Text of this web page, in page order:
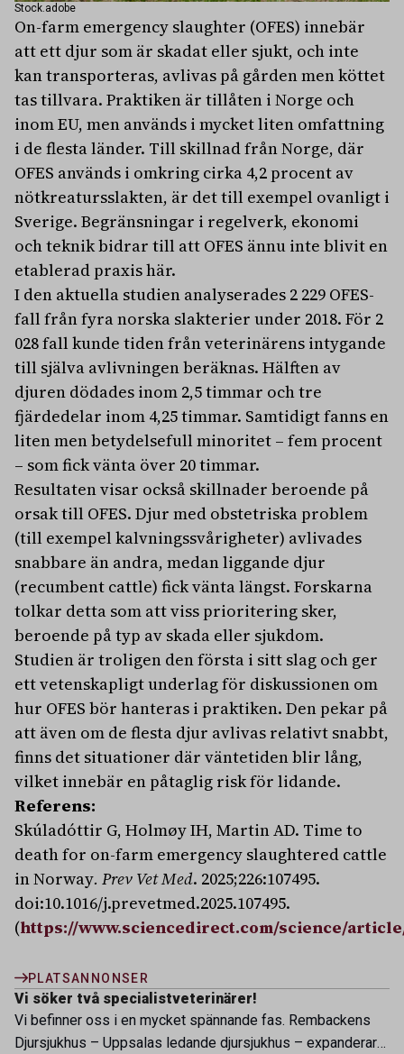
Stock.adobe
On-farm emergency slaughter (OFES) innebär
att ett djur som är skadat eller sjukt, och inte
kan transporteras, avlivas på gården men köttet
tas tillvara. Praktiken är tillåten i Norge och
inom EU, men används i mycket liten omfattning
i de flesta länder. Till skillnad från Norge, där
OFES används i omkring cirka 4,2 procent av
nötkreatursslakten, är det till exempel ovanligt i
Sverige. Begränsningar i regelverk, ekonomi
och teknik bidrar till att OFES ännu inte blivit en
etablerad praxis här.
I den aktuella studien analyserades 2 229 OFES-
fall från fyra norska slakterier under 2018. För 2
028 fall kunde tiden från veterinärens intygande
till själva avlivningen beräknas. Hälften av
djuren dödades inom 2,5 timmar och tre
fjärdedelar inom 4,25 timmar. Samtidigt fanns en
liten men betydelsefull minoritet – fem procent
– som fick vänta över 20 timmar.
Resultaten visar också skillnader beroende på
orsak till OFES. Djur med obstetriska problem
(till exempel kalvningssvårigheter) avlivades
snabbare än andra, medan liggande djur
(recumbent cattle) fick vänta längst. Forskarna
tolkar detta som att viss prioritering sker,
beroende på typ av skada eller sjukdom.
Studien är troligen den första i sitt slag och ger
ett vetenskapligt underlag för diskussionen om
hur OFES bör hanteras i praktiken. Den pekar på
att även om de flesta djur avlivas relativt snabbt,
finns det situationer där väntetiden blir lång,
vilket innebär en påtaglig risk för lidande.
Referens:
Skúladóttir G, Holmøy IH, Martin AD. Time to
death for on-farm emergency slaughtered cattle
in Norway. Prev Vet Med. 2025;226:107495.
doi:10.1016/j.prevetmed.2025.107495.
(https://www.sciencedirect.com/science/article/
PLATSANNONSER
Vi söker två specialistveterinärer!
Vi befinner oss i en mycket spännande fas. Rembackens
Djursjukhus – Uppsalas ledande djursjukhus – expanderar